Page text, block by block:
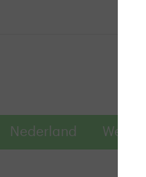
Nederland